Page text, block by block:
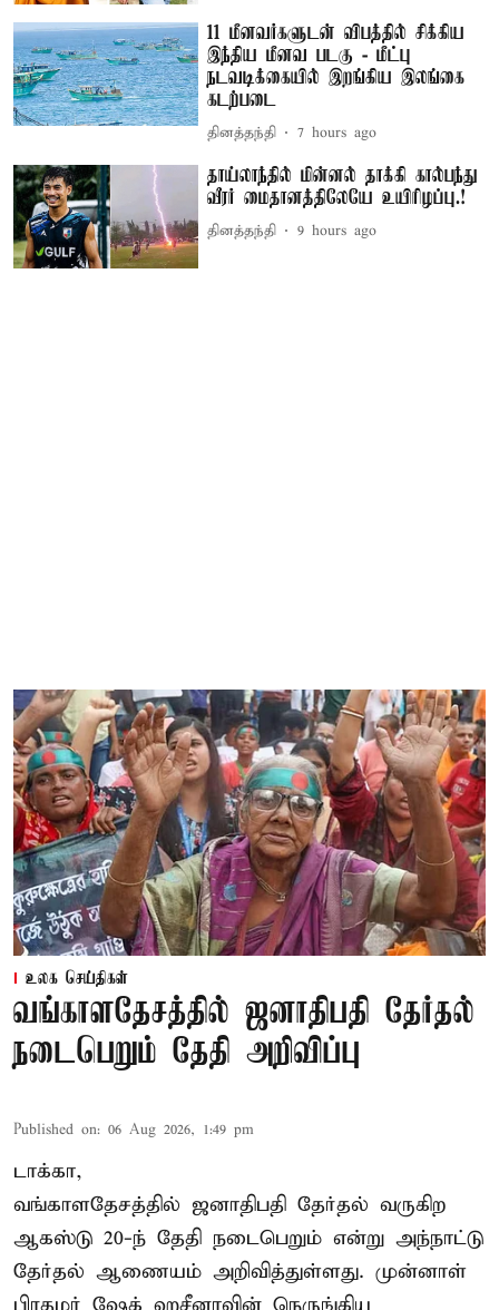
11 மீனவர்களுடன் விபத்தில் சிக்கிய
இந்திய மீனவ படகு - மீட்பு
நடவடிக்கையில் இறங்கிய இலங்கை
கடற்படை
தினத்தந்தி 7 hours ago
தாய்லாந்தில் மின்னல் தாக்கி கால்பந்து
வீரர் மைதானத்திலேயே உயிரிழப்பு.!
தினத்தந்தி 9 hours ago
உலக செய்திகள்
வங்காளதேசத்தில் ஜனாதிபதி தேர்தல்
நடைபெறும் தேதி அறிவிப்பு
Published on: 06 Aug 2026, 1:49 pm
டாக்கா,
வங்காளதேசத்தில் ஜனாதிபதி தேர்தல் வருகிற
ஆகஸ்டு 20-ந் தேதி நடைபெறும் என்று அந்நாட்டு
தேர்தல் ஆணையம் அறிவித்துள்ளது. முன்னாள்
பிரதமர் ஷேக் ஹசீனாவின் நெருங்கிய